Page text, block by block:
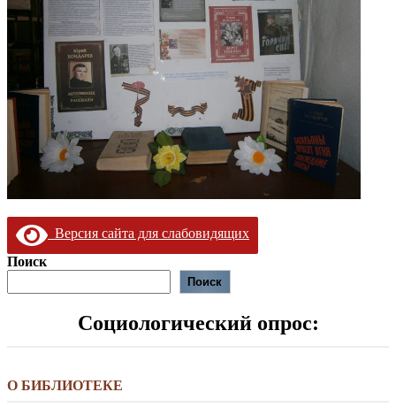
Версия сайта для слабовидящих
Поиск
Поиск
Социологический опрос:
О БИБЛИОТЕКЕ